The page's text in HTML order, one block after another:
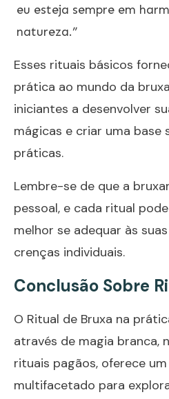
eu esteja sempre em
natureza.”
Esses rituais básicos
prática ao mundo da
iniciantes a desenvolver
mágicas e criar uma base
práticas.
Lembre-se de que a
pessoal, e cada ritual
melhor se adequar às
crenças individuais.
Conclusão Sobre
O Ritual de Bruxa na
através de magia branca,
rituais pagãos, oferece
multifacetado para